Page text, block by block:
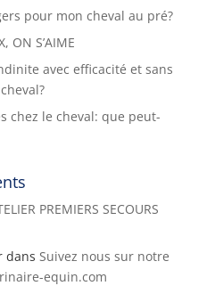
pour mon cheval au pré?
ON S’AIME
avec efficacité et sans
chez le cheval: que peut-
PREMIERS SECOURS
dans Suivez nous sur notre
equin.com